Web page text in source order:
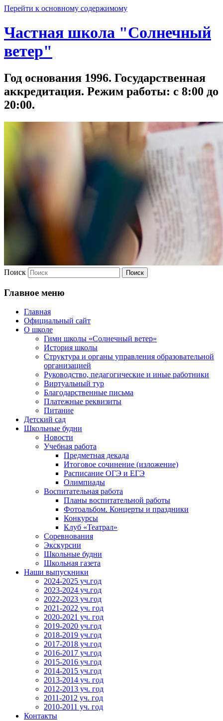
Перейти к основному содержимому
Частная школа "Солнечный
ветер"
Год основания 1996. Государственная
аккредитация. Режим работы: с 8:00 до
20:00.
Поиск
Главное меню
Главная
Официальный сайт
О школе
Гимн школы «Солнечный ветер»
История школы
Структура и органы управления образовательной
организацией
Руководство, педагогические и иные работники
Виртуальный тур
Благодарственные письма
Платежные реквизиты
Питание
Детский сад
Школьные будни
Новости
Учебная работа
Предметная декада
Итоговое сочинение (изложение)
Расписание ОГЭ и ЕГЭ
Олимпиады
Воспитательная работа
Планы воспитательной работы
Фотоальбом. Концерты и праздники
Конкурсы
Клуб «Театрал»
Соревнования
Экскурсии
Школьные будни
Школьная газета
Наши выпускники
2024-2025 уч.год
2023-2024 уч.год
2022-2023 уч.год
2021-2022 уч. год
2020-2021 уч. год
2019-2020 уч.год
2018-2019 уч.год
2017-2018 уч.год
2016-2017 уч.год
2015-2016 уч.год
2014-2015 уч.год
2013-2014 уч. год
2012-2013 уч. год
2011-2012 уч. год
2010-2011 уч. год
Контакты